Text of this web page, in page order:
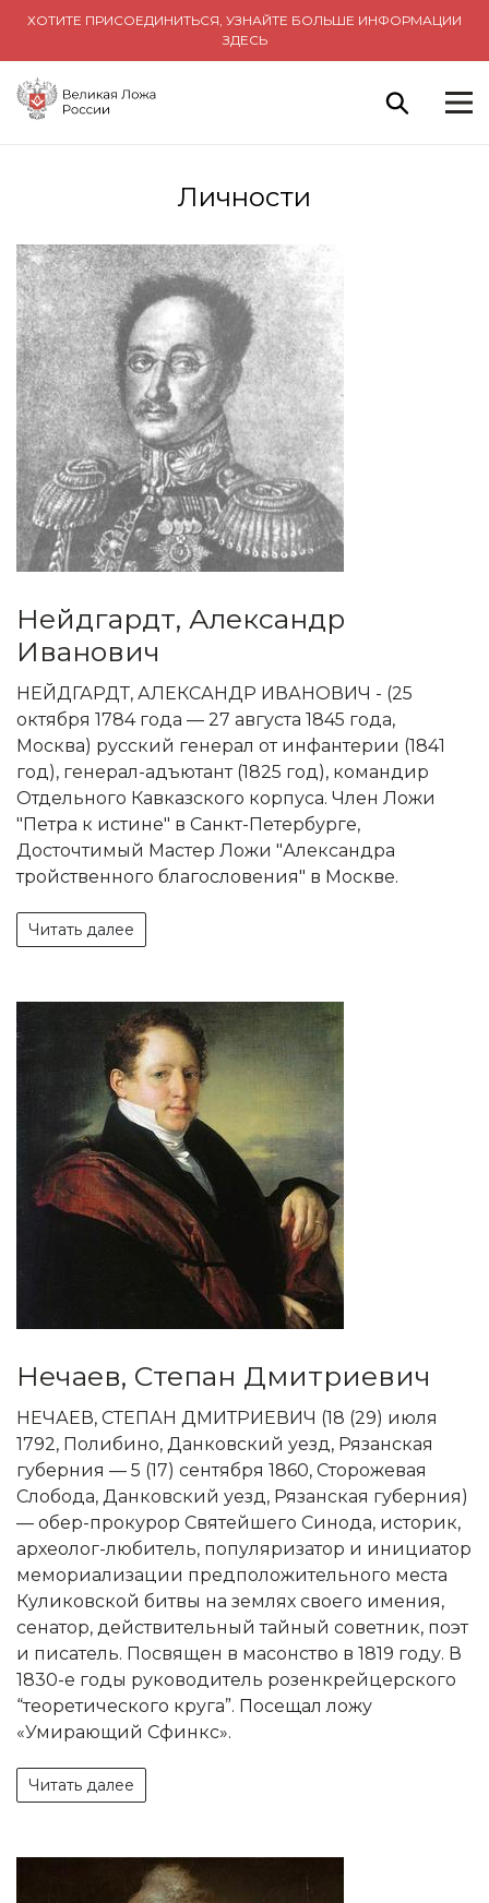
ХОТИТЕ ПРИСОЕДИНИТЬСЯ, УЗНАЙТЕ БОЛЬШЕ ИНФОРМАЦИИ
ЗДЕСЬ
Личности
Нейдгардт, Александр
Иванович
НЕЙДГАРДТ, АЛЕКСАНДР ИВАНОВИЧ - (25
октября 1784 года — 27 августа 1845 года,
Москва) русский генерал от инфантерии (1841
год), генерал-адъютант (1825 год), командир
Отдельного Кавказского корпуса. Член Ложи
"Петра к истине" в Санкт-Петербурге,
Досточтимый Мастер Ложи "Александра
тройственного благословения" в Москве.
Читать далее
Нечаев, Степан Дмитриевич
НЕЧАЕВ, СТЕПАН ДМИТРИЕВИЧ (18 (29) июля
1792, Полибино, Данковский уезд, Рязанская
губерния — 5 (17) сентября 1860, Сторожевая
Слобода, Данковский уезд, Рязанская губерния)
— обер-прокурор Святейшего Синода, историк,
археолог-любитель, популяризатор и инициатор
мемориализации предположительного места
Куликовской битвы на землях своего имения,
сенатор, действительный тайный советник, поэт
и писатель. Посвящен в масонство в 1819 году. В
1830-е годы руководитель розенкрейцерского
“теоретического круга”. Посещал ложу
«Умирающий Сфинкс».
Читать далее